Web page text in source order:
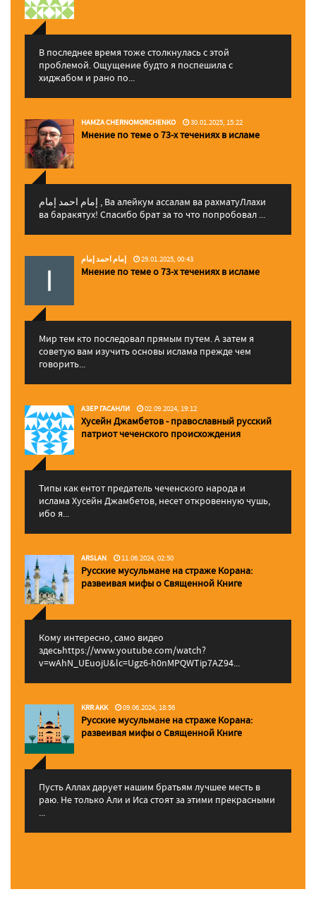
В последнее время тоже столкнулась с этой
проблемой. Ощущение будто я поспешила с
хиджабом и рано по...
HAMZA CHERNOMORCHENKO 30.01.2025, 15:22
Мнение по теме о 73-х течениях в исламе
إمام احمد إمام , Ва алейкум ассалам ва рахматуЛлахи
ва баракятух! Спасибо брат за то что попробовал ...
إمام احمد إمام 29.01.2025, 00:43
Мнение по теме о 73-х течениях в исламе
Мир тем кто последовал прямым путем. А затем я
советую вам изучить основы ислама прежде чем
говорить...
АЗЕР ГАСАНЛИ 02.09.2024, 19:12
Хусейн Джамбетов - православный русский
патриот чеченского происхождения
Типы как ентот предатель чеченского народа и
ислама Хусейн Джамбетов, несет откровенную чушь,
ибо я...
ARSLAN 11.06.2024, 02:50
Русские мусульмане на страже Корана:
pазвеивая мифы о Священной Книге
Кому интересно, само видео
здесьhttps://www.youtube.com/watch?
v=wAhN_UEuojU&lc=Ugz6-h0nMPQWTip7AZ94...
KRR AKK 09.06.2024, 18:56
Русские мусульмане на страже Корана:
pазвеивая мифы о Священной Книге
Пусть Аллах дарует нашим братьям лучшее месть в
раю. Не только Али и Иса стоят за этими прекрасными
...